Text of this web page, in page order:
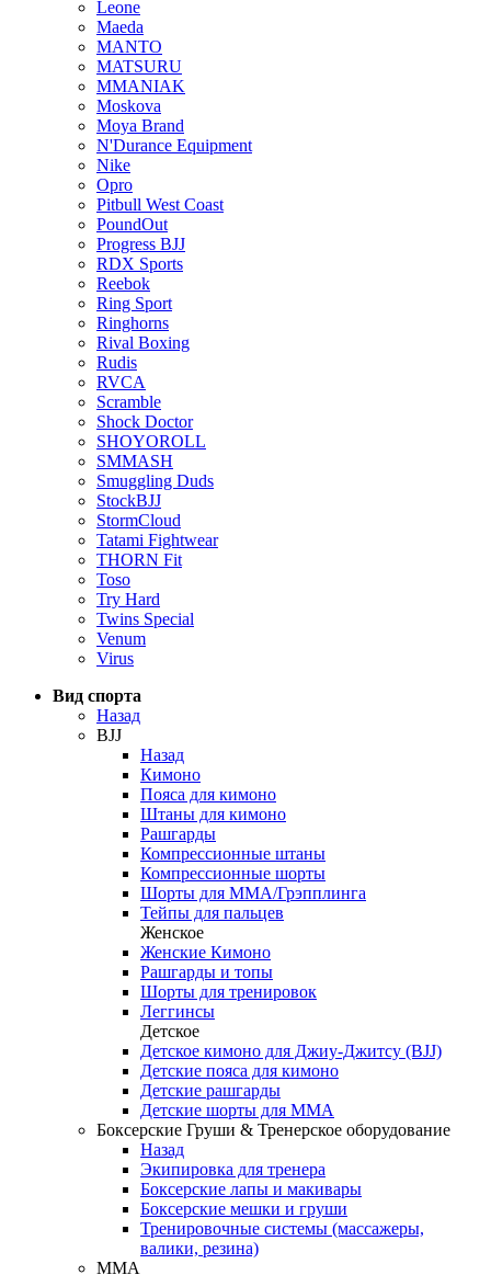
Leone
Maeda
MANTO
MATSURU
MMANIAK
Moskova
Moya Brand
N'Durance Equipment
Nike
Opro
Pitbull West Coast
PoundOut
Progress BJJ
RDX Sports
Reebok
Ring Sport
Ringhorns
Rival Boxing
Rudis
RVCA
Scramble
Shock Doctor
SHOYOROLL
SMMASH
Smuggling Duds
StockBJJ
StormCloud
Tatami Fightwear
THORN Fit
Toso
Try Hard
Twins Special
Venum
Virus
Вид спорта
Назад
BJJ
Назад
Кимоно
Пояса для кимоно
Штаны для кимоно
Рашгарды
Компрессионные штаны
Компрессионные шорты
Шорты для ММА/Грэпплинга
Тейпы для пальцев
Женское
Женские Кимоно
Рашгарды и топы
Шорты для тренировок
Леггинсы
Детское
Детское кимоно для Джиу-Джитсу (BJJ)
Детские пояса для кимоно
Детские рашгарды
Детские шорты для ММА
Боксерские Груши & Тренерское оборудование
Назад
Экипировка для тренера
Боксерские лапы и макивары
Боксерские мешки и груши
Тренировочные системы (массажеры,
валики, резина)
ММА